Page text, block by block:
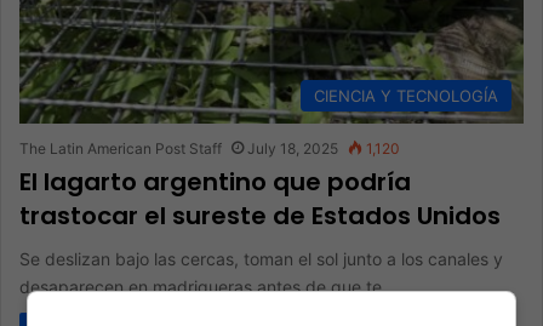
CIENCIA Y TECNOLOGÍA
The Latin American Post Staff July 18, 2025 1,120
El lagarto argentino que podría
trastocar el sureste de Estados Unidos
Se deslizan bajo las cercas, toman el sol junto a los canales y
desaparecen en madrigueras antes de que te…